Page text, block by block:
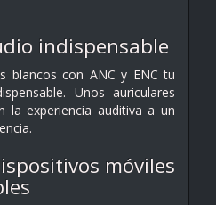
indispensable
blancos con ANC y ENC tu
Unos auriculares
la experiencia auditiva a un
móviles